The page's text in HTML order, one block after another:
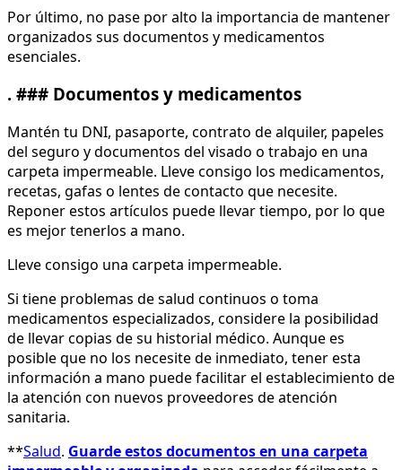
Por último, no pase por alto la importancia de mantener
organizados sus documentos y medicamentos
esenciales.
. ### Documentos y medicamentos
Mantén tu DNI, pasaporte, contrato de alquiler, papeles
del seguro y documentos del visado o trabajo en una
carpeta impermeable. Lleve consigo los medicamentos,
recetas, gafas o lentes de contacto que necesite.
Reponer estos artículos puede llevar tiempo, por lo que
es mejor tenerlos a mano.
Lleve consigo una carpeta impermeable.
Si tiene problemas de salud continuos o toma
medicamentos especializados, considere la posibilidad
de llevar copias de su historial médico. Aunque es
posible que no los necesite de inmediato, tener esta
información a mano puede facilitar el establecimiento de
la atención con nuevos proveedores de atención
sanitaria.
**Salud. Guarde estos documentos en una carpeta